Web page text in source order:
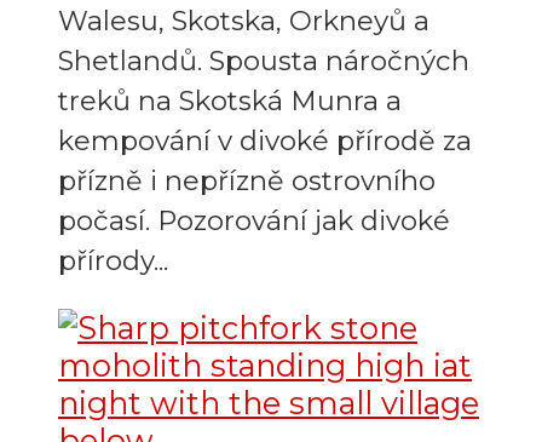
Walesu, Skotska, Orkneyů a
Shetlandů. Spousta náročných
treků na Skotská Munra a
kempování v divoké přírodě za
přízně i nepřízně ostrovního
počasí. Pozorování jak divoké
přírody...